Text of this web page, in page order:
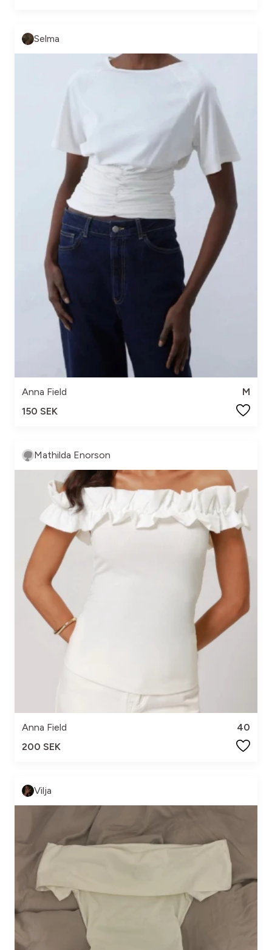
Selma
Anna Field
M
150 SEK
Mathilda Enorson
Anna Field
40
200 SEK
Vilja